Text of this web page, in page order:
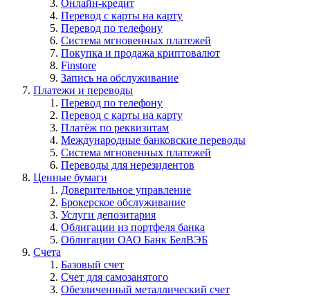
Онлайн-кредит
Перевод с карты на карту
Перевод по телефону
Система мгновенных платежей
Покупка и продажа криптовалют
Finstore
Запись на обслуживание
Платежи и переводы
Перевод по телефону
Перевод с карты на карту
Платёж по реквизитам
Международные банковские переводы
Система мгновенных платежей
Переводы для нерезидентов
Ценные бумаги
Доверительное управление
Брокерское обслуживание
Услуги депозитария
Облигации из портфеля банка
Облигации ОАО Банк БелВЭБ
Счета
Базовый счет
Счет для самозанятого
Обезличенный металлический счет